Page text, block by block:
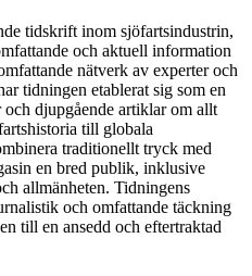
tidskrift inom sjöfartsindustrin,
och aktuell information
nätverk av experter och
tidningen etablerat sig som en
djupgående artiklar om allt
till globala
traditionellt tryck med
en bred publik, inklusive
allmänheten. Tidningens
och omfattande täckning
till en ansedd och eftertraktad